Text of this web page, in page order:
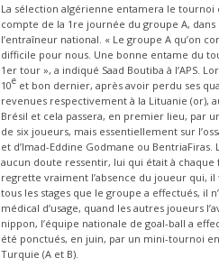
La sélection algérienne entamera le tournoi
compte de la 1re journée du groupe A,
l’entraîneur national. « Le groupe A qu’on
difficile pour nous. Une bonne entame du
1er tour », a indiqué Saad Boutiba à l’APS.
10e et bon dernier, après avoir perdu ses
revenues respectivement à la Lituanie (or),
Brésil et cela passera, en premier lieu, par
de six joueurs, mais essentiellement sur
et d’Imad-Eddine Godmane ou
aucun doute ressentir, lui qui était à
regrette vraiment l’absence du joueur qui,
tous les stages que le groupe a effectués, il
médical d’usage, quand les autres joueurs
nippon, l’équipe nationale de goal-ball a
été ponctués, en juin, par un mini-tournoi
Turquie (A et B).